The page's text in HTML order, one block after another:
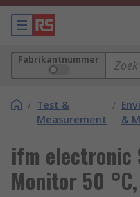
Fabrikantnummer
/ Test &
Measurement
/
&
ifm electronic
Monitor 50